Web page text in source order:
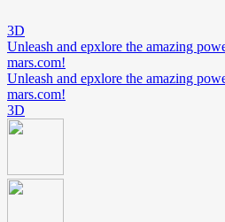
3D
Unleash and epxlore the amazing
mars.com!
Unleash and epxlore the amazing
mars.com!
3D